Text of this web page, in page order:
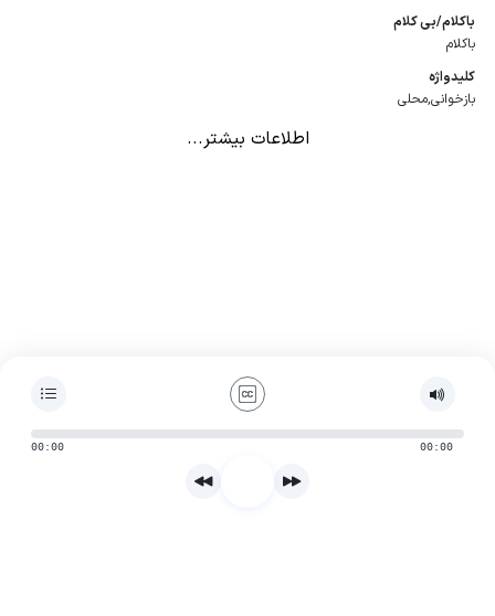
باكلام/بی كلام
باکلام
كلیدواژه
بازخوانی,محلی
اطلاعات بیشتر...
00:00 00:00